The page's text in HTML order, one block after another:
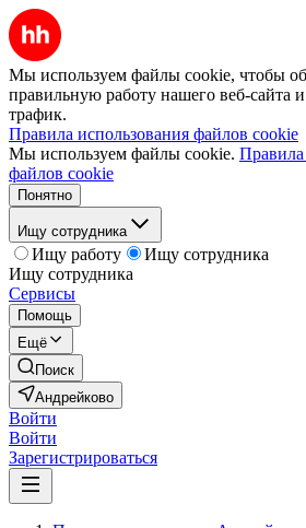
Мы используем файлы cookie, чтобы
правильную работу нашего веб-сайта и
трафик.
Правила использования файлов cookie
Мы используем файлы cookie. Правила
файлов cookie
Понятно
Ищу сотрудника
Ищу работу
Ищу сотрудника
Ищу сотрудника
Сервисы
Помощь
Ещё
Поиск
Андрейково
Войти
Войти
Зарегистрироваться